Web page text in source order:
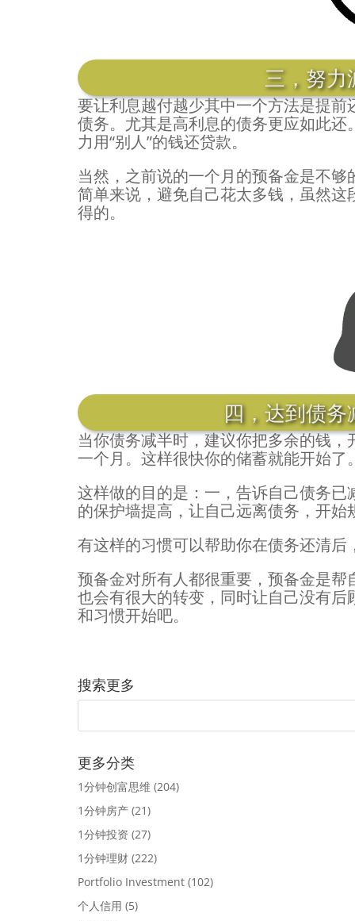
三，努力
要让利息越付越少其中一个方法是提
债务。尤其是高利息的债务更应如此还
力用“别人”的钱还贷款。
当然，之前说的一个月的预备金是不
简单来说，避免自己花太多钱，虽然
得的。
四，达到债
当你债务减半时，建议你把多余的钱，
一个月。这样很快你的储蓄就能开始了
这样做的目的是：一，告诉自己债务
的保护墙提高，让自己远离债务，开始
有这样的习惯可以帮助你在债务还清后
预备金对所有人都很重要，预备金是
也会有很大的转变，同时让自己没有
和习惯开始吧。
搜索更多
更多分类
1分钟创富思维 (204)
1分钟房产 (21)
1分钟投资 (27)
1分钟理财 (222)
Portfolio Investment (102)
个人信用 (5)